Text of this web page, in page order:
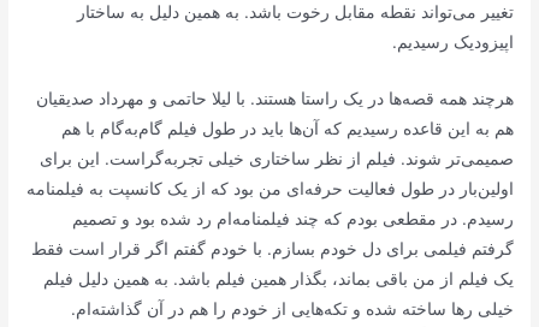
تغییر می‌تواند نقطه مقابل رخوت باشد. به همین دلیل به ساختار
اپیزودیک رسیدیم.
هرچند همه قصه‌ها در یک راستا هستند. با لیلا حاتمی و مهرداد صدیقیان
هم به این قاعده رسیدیم که آن‌ها باید در طول فیلم گام‌به‌گام با هم
صمیمی‌تر شوند. فیلم از نظر ساختاری خیلی تجربه‌گراست. این برای
اولین‌بار در طول فعالیت حرفه‌ای من بود که از یک کانسپت به فیلمنامه
رسیدم. در مقطعی بودم که چند فیلمنامه‌ام رد شده بود و تصمیم
گرفتم فیلمی برای دل خودم بسازم. با خودم گفتم اگر قرار است فقط
یک فیلم از من باقی بماند، بگذار همین فیلم باشد. به همین دلیل فیلم
خیلی رها ساخته شده و تکه‌هایی از خودم را هم در آن گذاشته‌ام.